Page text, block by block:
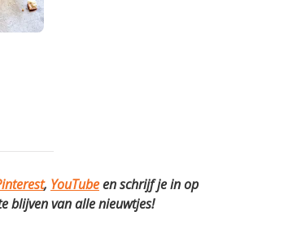
, YouTubeen schrijf je in op
blijven van alle nieuwtjes!